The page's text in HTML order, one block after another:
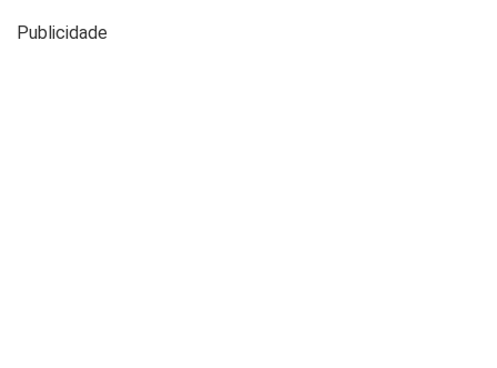
Publicidade